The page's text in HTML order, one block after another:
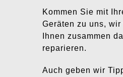
Kommen Sie mit
Geräten zu uns,
Ihnen zusammen
reparieren.
Auch geben wir